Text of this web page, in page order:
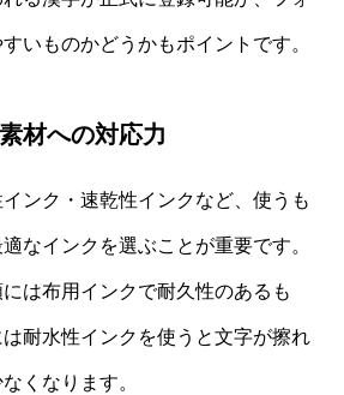
いものかどうかもポイントです。
材への対応力
ンク・速乾性インクなど、使うも
なインクを選ぶことが重要です。
は布用インクで耐久性のあるも
耐水性インクを使うと文字が擦れ
くなります。